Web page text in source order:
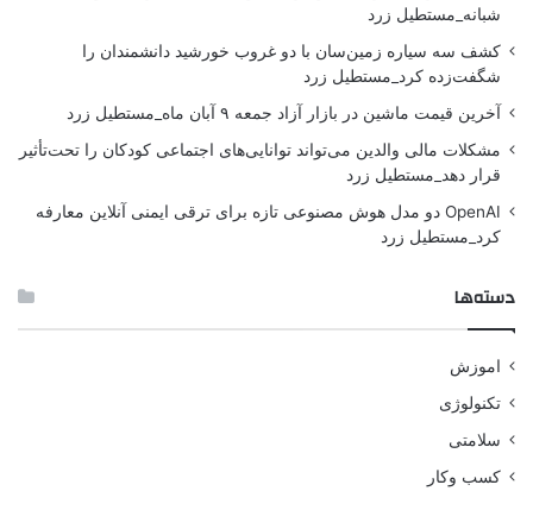
شبانه_مستطیل زرد
کشف سه سیاره زمین‌سان با دو غروب خورشید دانشمندان را
شگفت‌زده کرد_مستطیل زرد
آخرین قیمت ماشین در بازار آزاد جمعه ۹ آبان ماه_مستطیل زرد
مشکلات مالی والدین می‌تواند توانایی‌های اجتماعی کودکان را تحت‌تأثیر
قرار دهد_مستطیل زرد
OpenAI دو مدل هوش مصنوعی تازه برای ترقی ایمنی آنلاین معارفه
کرد_مستطیل زرد
دسته‌ها
اموزش
تکنولوژی
سلامتی
کسب وکار